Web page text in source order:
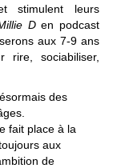
stimulent leurs
Den podcast
aux 7-9 ans
rire, sociabiliser,
des
fait place à la
aux
de